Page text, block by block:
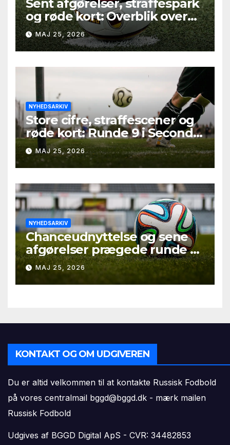
Sent afgørelser, straffespark
og røde kort: Overblik over
Second League – Group 2,
runde 9
MAJ 25, 2026
NYHEDSARKIV
Store cifre, straffescener og
røde kort: Runde 9 i Second
League – Group 1
MAJ 25, 2026
NYHEDSARKIV
Chanceudnyttelse og sene
afgørelser prægede runde 9 i
Second League – Group 3
MAJ 25, 2026
KONTAKT OG OM UDGIVEREN
Du er altid velkommen til at kontakte Russisk Fodbold
på vores centralmail bggd@bggd.dk - mærk mailen
Russisk Fodbold
Udgives af BGGD Digital ApS - CVR: 34482853